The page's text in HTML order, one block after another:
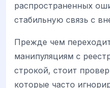
распространенных
стабильную связь с
Прежде чем
манипуляциям с
строкой, стоит
которые часто